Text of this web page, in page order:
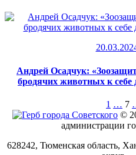
Андрей Осадчук:
бродячих животных к себе
1 … 7
©
администрации
628242, Тюменская область,